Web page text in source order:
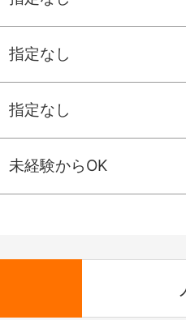
指定なし
指定なし
未経験からOK